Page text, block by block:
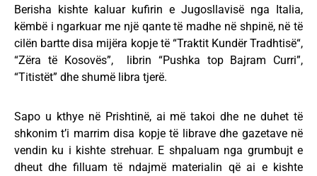
Berisha kishte kaluar kufirin e Jugosllavisë nga Italia,
këmbë i ngarkuar me një qante të madhe në shpinë, në të
cilën bartte disa mijëra kopje të “Traktit Kundër Tradhtisë“,
“Zëra të Kosovës”, librin “Pushka top Bajram Curri”,
“Titistët” dhe shumë libra tjerë.
Sapo u kthye në Prishtinë, ai më takoi dhe ne duhet të
shkonim t’i marrim disa kopje të librave dhe gazetave në
vendin ku i kishte strehuar. E shpaluam nga grumbujt e
dheut dhe filluam të ndajmë materialin që ai e kishte